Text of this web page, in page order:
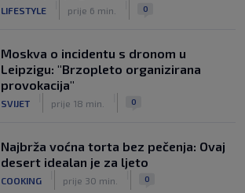
LIFESTYLE prije 6 min. 0
Moskva o incidentu s dronom u
Leipzigu: "Brzopleto organizirana
provokacija"
SVIJET prije 18 min. 0
Najbrža voćna torta bez pečenja: Ovaj
desert idealan je za ljeto
COOKING prije 30 min. 0